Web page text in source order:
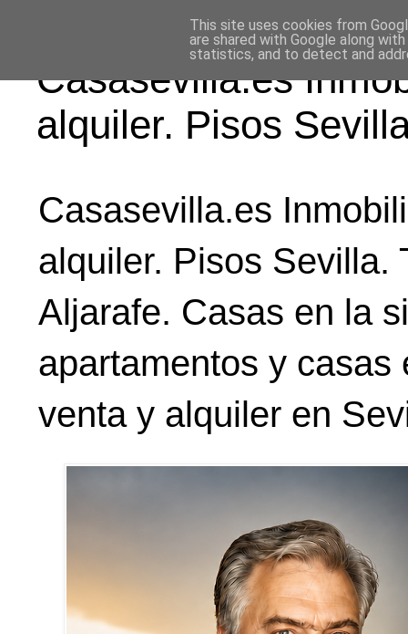
Casasevilla.es
alquiler. Pisos
Casasevilla.es
alquiler. Pisos Sevilla.
Aljarafe. Casas en la
apartamentos y
venta y alquiler en
This site uses cookies from
are shared with Google along
statistics, and to detect and